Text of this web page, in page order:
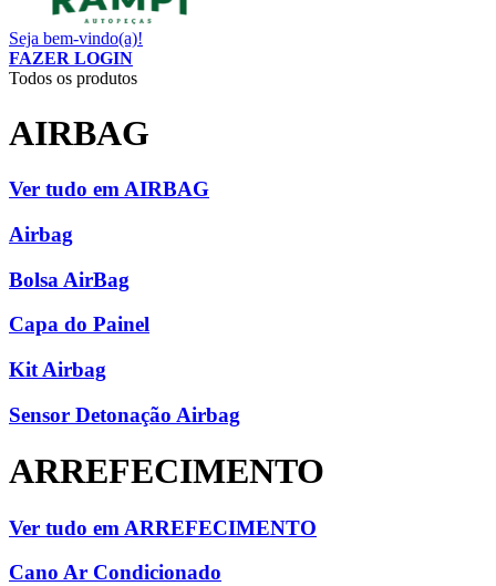
Seja bem-vindo(a)!
FAZER LOGIN
Todos os produtos
AIRBAG
Ver tudo em AIRBAG
Airbag
Bolsa AirBag
Capa do Painel
Kit Airbag
Sensor Detonação Airbag
ARREFECIMENTO
Ver tudo em ARREFECIMENTO
Cano Ar Condicionado